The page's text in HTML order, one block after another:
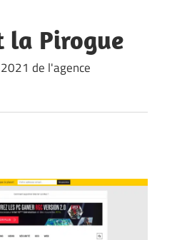
la Pirogue
de l'agence